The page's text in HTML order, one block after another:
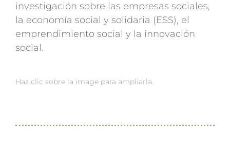
investigación sobre las empresas sociales,
la economía social y solidaria (ESS), el
emprendimiento social y la innovación
social.
Haz clic sobre la image para ampliarla.